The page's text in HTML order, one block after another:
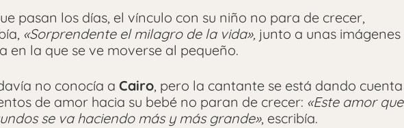
pasan los días, el vínculo con su niño no para de crecer,
«Sorprendente el milagro de la vida», junto a unas imágenes
en la que se ve moverse al pequeño.
no conocía a Cairo, pero la cantante se está dando cuenta
de amor hacia su bebé no paran de crecer: «Este amor que
se va haciendo más y más grande», escribía.